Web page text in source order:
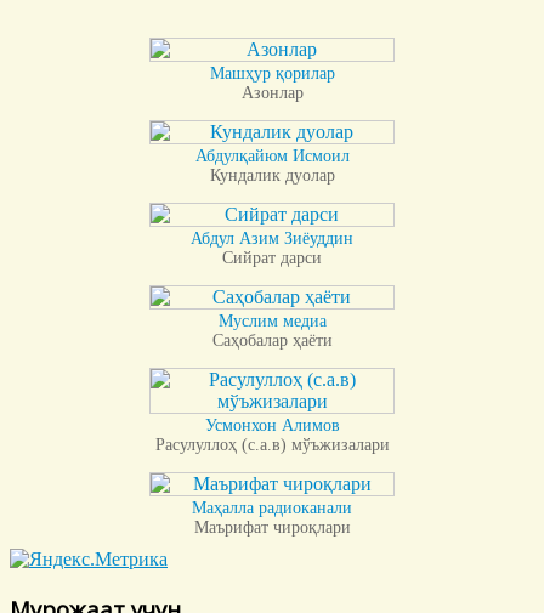
Машҳур қорилар
Азонлар
Абдулқайюм Исмоил
Кундалик дуолар
Абдул Азим Зиёуддин
Сийрат дарси
Муслим медиа
Саҳобалар ҳаёти
Усмонхон Алимов
Расулуллоҳ (с.а.в) мўъжизалари
Маҳалла радиоканали
Маърифат чироқлари